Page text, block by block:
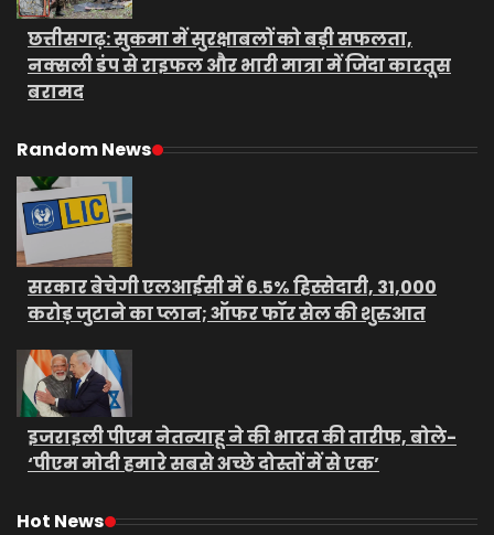
छत्तीसगढ़: सुकमा में सुरक्षाबलों को बड़ी सफलता,
नक्सली डंप से राइफल और भारी मात्रा में जिंदा कारतूस
बरामद
Random News
सरकार बेचेगी एलआईसी में 6.5% हिस्सेदारी, 31,000
करोड़ जुटाने का प्लान; ऑफर फॉर सेल की शुरुआत
इजराइली पीएम नेतन्याहू ने की भारत की तारीफ, बोले-
‘पीएम मोदी हमारे सबसे अच्छे दोस्तों में से एक’
Hot News